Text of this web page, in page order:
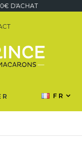
D'ACHAT
FR